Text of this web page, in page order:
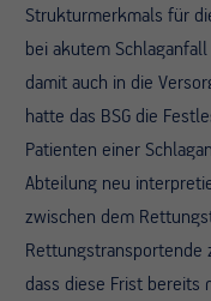
Strukturmerkmals für
bei akutem
damit auch in die
hatte das BSG die
Patienten einer
Abteilung neu
zwischen dem
Rettungstransportende
dass diese Frist bereits